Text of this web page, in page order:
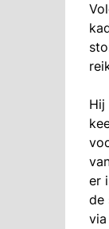
Hij
er
de
via